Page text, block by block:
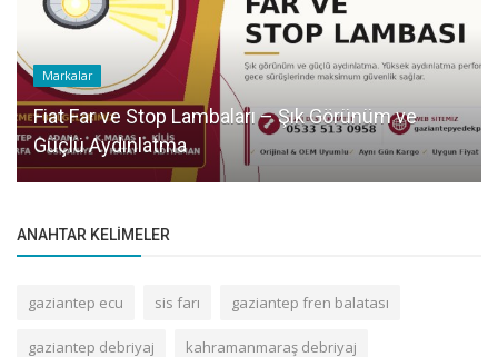
Markalar
Fiat Far ve Stop Lambaları – Şık Görünüm ve
Güçlü Aydınlatma
ANAHTAR KELIMELER
gaziantep ecu sis farı gaziantep fren balatası
gaziantep debriyaj kahramanmaraş debriyaj